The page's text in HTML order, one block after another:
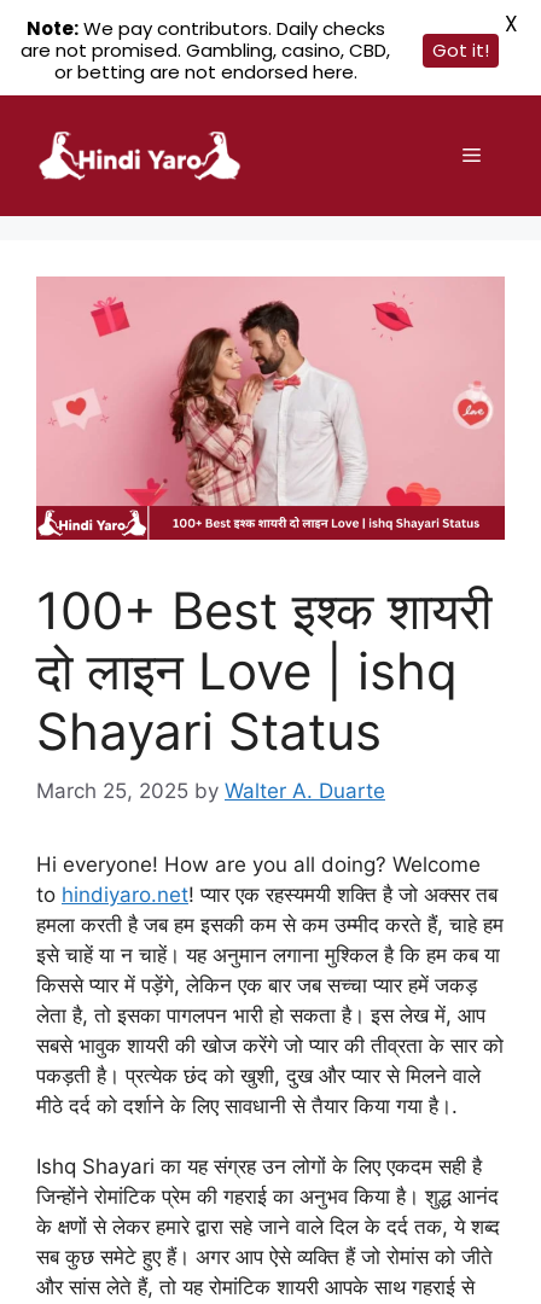
content
Menu
100+ Best इश्क शायरी
दो लाइन Love | ishq
Shayari Status
March 25, 2025 by Walter A. Duarte
Hi everyone! How are you all doing? Welcome
to hindiyaro.net! प्यार एक रहस्यमयी शक्ति है जो अक्सर तब
हमला करती है जब हम इसकी कम से कम उम्मीद करते हैं, चाहे हम
इसे चाहें या न चाहें। यह अनुमान लगाना मुश्किल है कि हम कब या
किससे प्यार में पड़ेंगे, लेकिन एक बार जब सच्चा प्यार हमें जकड़
लेता है, तो इसका पागलपन भारी हो सकता है। इस लेख में, आप
सबसे भावुक शायरी की खोज करेंगे जो प्यार की तीव्रता के सार को
पकड़ती है। प्रत्येक छंद को खुशी, दुख और प्यार से मिलने वाले
मीठे दर्द को दर्शाने के लिए सावधानी से तैयार किया गया है।.
Ishq Shayari का यह संग्रह उन लोगों के लिए एकदम सही है
जिन्होंने रोमांटिक प्रेम की गहराई का अनुभव किया है। शुद्ध आनंद
के क्षणों से लेकर हमारे द्वारा सहे जाने वाले दिल के दर्द तक, ये शब्द
सब कुछ समेटे हुए हैं। अगर आप ऐसे व्यक्ति हैं जो रोमांस को जीते
और सांस लेते हैं, तो यह रोमांटिक शायरी आपके साथ गहराई से
Note:We pay contributors. Daily checks
are not promised. Gambling, casino, CBD,
or betting are not endorsed here.
Got it!
X